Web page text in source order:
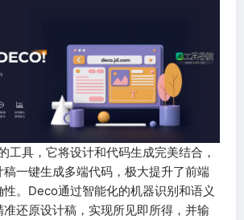
工具，它将设计和代码生成完美结合，
一键生成多端代码，极大提升了前端
。Deco通过智能化的机器识别和语义
还原设计稿，实现所见即所得，并输